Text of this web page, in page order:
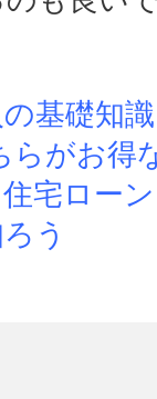
基礎知
らがお得
宅ロー
う